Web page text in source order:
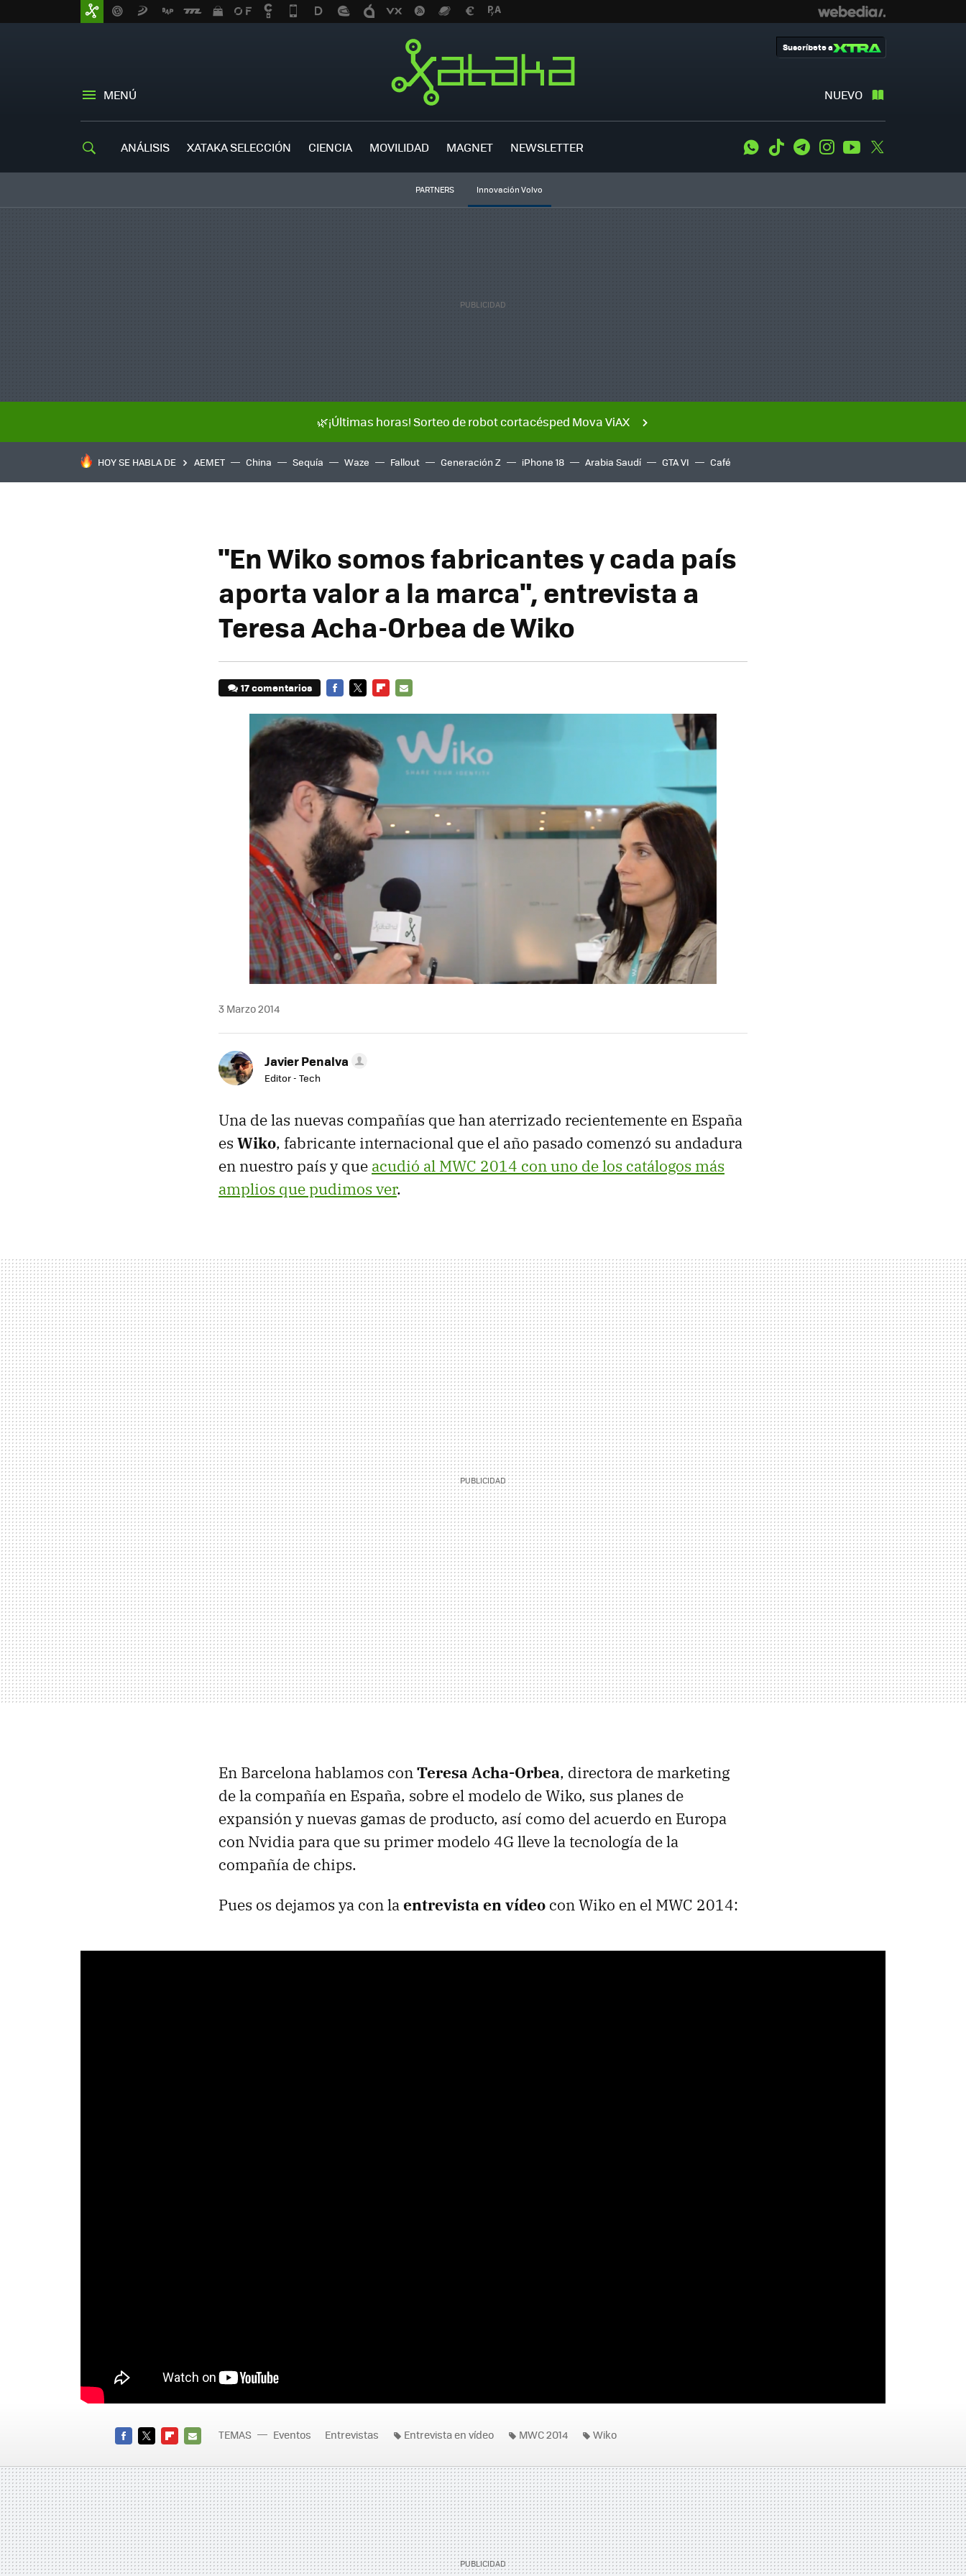
MENÚ NUEVO
Suscríbete a
ANÁLISIS XATAKA SELECCIÓN CIENCIA MOVILIDAD MAGNET NEWSLETTER WhatsApp
Tiktok TelegramInstagramYoutube
PARTNERS Innovación Volvo
🌿¡Últimas horas! Sorteo de robot cortacésped Mova ViAX
HOY SE HABLA DE AEMET China Sequía Waze Fallout Generación Z iPhone 18 Arabia Saudí GTA VI Café
"En Wiko somos fabricantes y cada país
aporta valor a la marca", entrevista a
Teresa Acha-Orbea de Wiko
17 comentarios
3 Marzo 2014
Javier Penalva
Editor - Tech
Una de las nuevas compañías que han aterrizado recientemente en España
es Wiko, fabricante internacional que el año pasado comenzó su andadura
en nuestro país y que acudió al MWC 2014 con uno de los catálogos más
amplios que pudimos ver.
En Barcelona hablamos conTeresa Acha-Orbea, directora de marketing
de la compañía en España, sobre el modelo de Wiko, sus planes de
expansión y nuevas gamas de producto, así como del acuerdo en Europa
con Nvidia para que su primer modelo 4G lleve la tecnología de la
compañía de chips.
Pues os dejamos ya con laentrevista en vídeo con Wiko en el MWC 2014:
MAIL
TEMAS Eventos Entrevistas Entrevista en vídeo MWC 2014 Wiko